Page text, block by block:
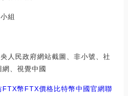
組
人民政府網站截圖、非小號、社
、視覺中國
FTX幣FTX價格比特幣中國官網聯